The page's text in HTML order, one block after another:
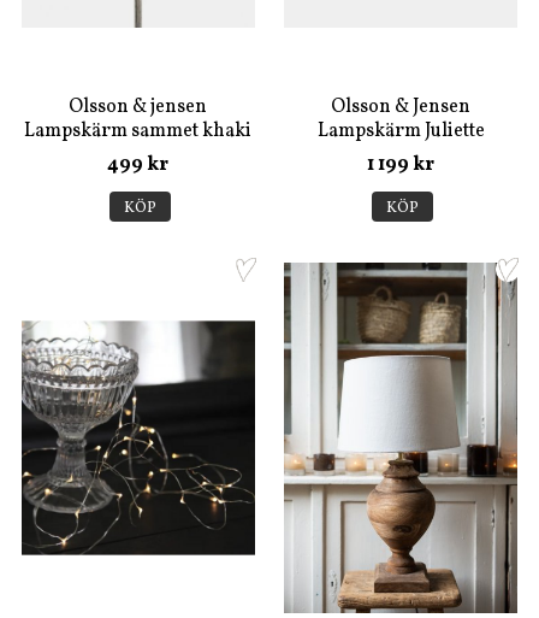
Olsson & jensen
Lampskärm sammet khaki
XL
499 kr
KÖP
Olsson & Jensen
Lampskärm Juliette
natural H:40 D: 40 cm
1 199 kr
KÖP